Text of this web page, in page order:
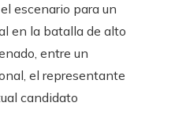
escenario para un
en la batalla de alto
entre un
el representante
candidato